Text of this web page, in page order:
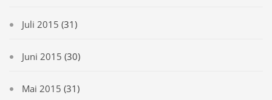
Juli 2015 (31)
Juni 2015 (30)
Mai 2015 (31)